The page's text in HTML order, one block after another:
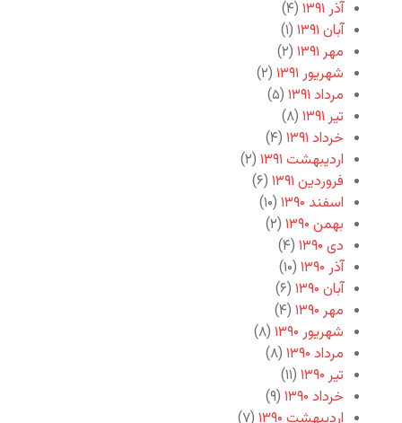
آذر ۱۳۹۱
(۴)
آبان ۱۳۹۱
(۱)
مهر ۱۳۹۱
(۲)
شهریور ۱۳۹۱
(۲)
مرداد ۱۳۹۱
(۵)
تیر ۱۳۹۱
(۸)
خرداد ۱۳۹۱
(۴)
اردیبهشت ۱۳۹۱
(۲)
فروردین ۱۳۹۱
(۶)
اسفند ۱۳۹۰
(۱۰)
بهمن ۱۳۹۰
(۲)
دی ۱۳۹۰
(۴)
آذر ۱۳۹۰
(۱۰)
آبان ۱۳۹۰
(۶)
مهر ۱۳۹۰
(۴)
شهریور ۱۳۹۰
(۸)
مرداد ۱۳۹۰
(۸)
تیر ۱۳۹۰
(۱۱)
خرداد ۱۳۹۰
(۹)